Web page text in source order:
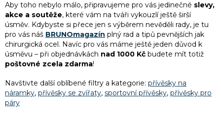
Aby toho nebylo málo, připravujeme pro vás jedinečné slevy,
akce a soutěže, které vám na tváři vykouzlí ještě širší
úsměv. Kdybyste si přece jen s výběrem nevěděli rady, je tu
pro vás náš BRUNOmagazín plný rad a tipů pevnějších jak
chirurgická ocel. Navíc pro vás máme ještě jeden důvod k
úsměvu – při objednávkách nad 1000 Kč budete mít totiž
poštovné zcela zdarma!
Navštivte další oblíbené filtry a kategorie: přívěsky na
náramky, přívěsky se zvířaty, sportovní přívěsky, přívěsky pro
páry